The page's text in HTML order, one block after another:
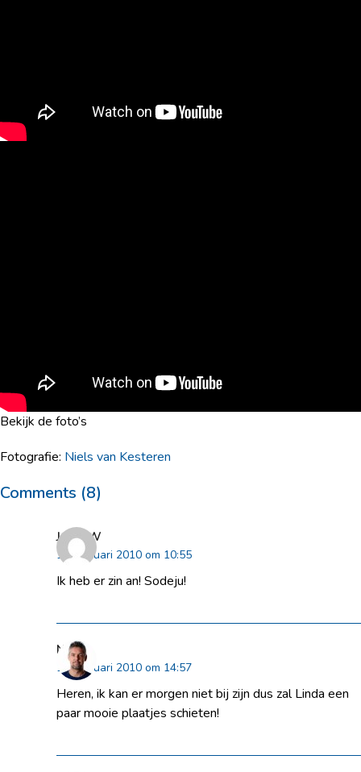
Bekijk de foto’s
Fotografie: Niels van Kesteren
Comments (8)
Jaap-W
19 februari 2010 om 10:55
Ik heb er zin an! Sodeju!
Niels
19 februari 2010 om 14:57
Heren, ik kan er morgen niet bij zijn dus zal Linda een
paar mooie plaatjes schieten!